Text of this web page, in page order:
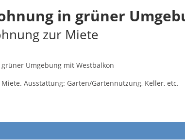
in grüner
zur Miete
Umgebung mit Westbalkon
Ausstattung: Garten/Gartennutzung, Keller, etc.